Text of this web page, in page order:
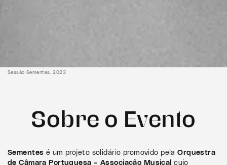
Sessão Sementes, 2023
Sobre o Evento
Sementes é um projeto solidário promovido pelaOrquestra
de Câmara Portuguesa – Associação Musical cujo